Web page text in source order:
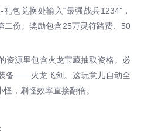
包兑换处输入“最强战兵1234”，
二份。奖励包含25万灵符路费、50
资源里包含火龙宝藏抽取资格。必
备——火龙飞剑。这玩意儿自动全
，刷怪效率直接翻倍。